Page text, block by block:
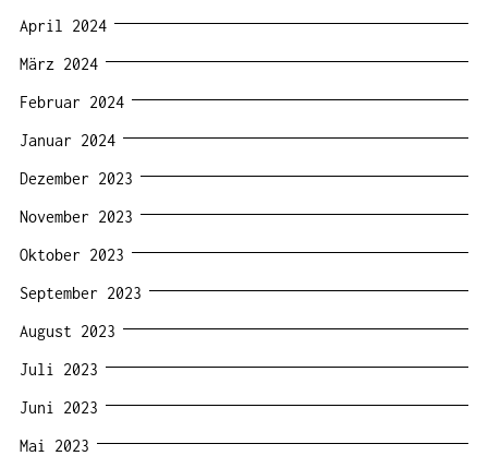
April 2024
März 2024
Februar 2024
Januar 2024
Dezember 2023
November 2023
Oktober 2023
September 2023
August 2023
Juli 2023
Juni 2023
Mai 2023